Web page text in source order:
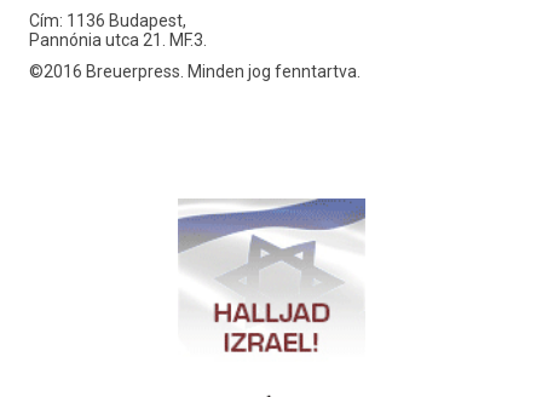
Cím: 1136 Budapest,
Pannónia utca 21. MF.3.
©2016 Breuerpress. Minden jog fenntartva.